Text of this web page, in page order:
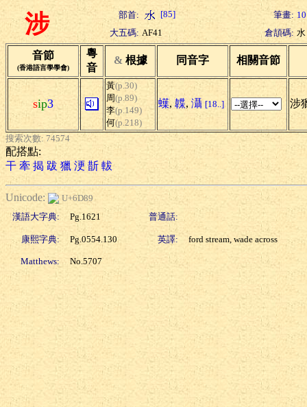
涉 部首: [85] 筆畫: 10
大五碼: AF41 倉頡碼:
音節
(香港語言學學會)
粵
音
& 根據 同音字 相關音節
sip3
黃(p.30)
周(p.89)
李(p.149)
何(p.218)
蠂, 韘, 灄 [18..] 涉
搜索次數: 74574
配搭點:
干 牽 揭 跋 獵 浭 斮 軷
Unicode:
U+6D89
漢語大字典:
Pg.1621 普通話:
康熙字典: Pg.0554.130 英譯: ford stream, wade across
Matthews: No.5707